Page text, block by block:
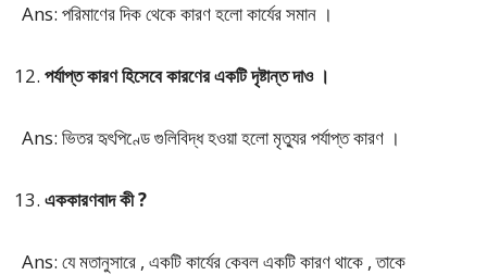
Ans: পরিমাণের দিক থেকে কারণ হলো কার্যের সমান ।
পর্যাপ্ত কারণ হিসেবে কারণের একটি দৃষ্টান্ত দাও ।
Ans: ভিতর হৃৎপিণ্ডে গুলিবিদ্ধ হওয়া হলো মৃত্যুর পর্যাপ্ত কারণ ।
এককারণবাদ কী ?
Ans: যে মতানুসারে , একটি কার্যের কেবল একটি কারণ থাকে , তাকে